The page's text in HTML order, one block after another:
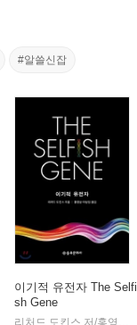
#알쓸신잡
스
이기적 유전자 The Selfi
sh Gene
리처드 도킨스 저/홍영남,이상임 공역